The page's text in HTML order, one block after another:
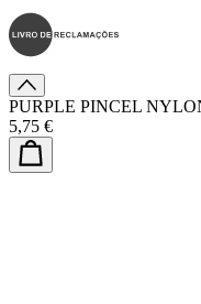
PURPLE PINCEL
5,75 €